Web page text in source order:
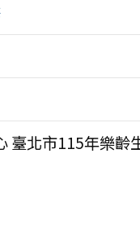
臺北市115年樂